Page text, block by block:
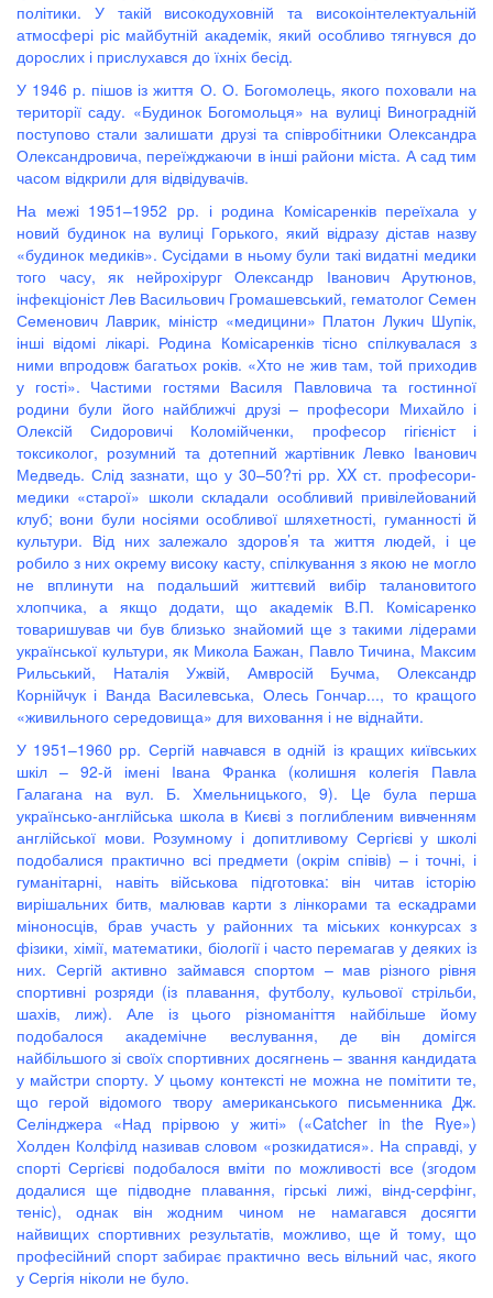
політики. У такій високодуховній та високоінтелектуальній
атмосфері ріс майбутній академік, який особливо тягнувся до
дорослих і прислухався до їхніх бесід.
У 1946 р. пішов із життя О. О. Богомолець, якого поховали на
території саду. «Будинок Богомольця» на вулиці Виноградній
поступово стали залишати друзі та співробітники Олександра
Олександровича, переїжджаючи в інші райони міста. А сад тим
часом відкрили для відвідувачів.
На межі 1951–1952 pр. і родина Комісаренків переїхала у
новий будинок на вулиці Горького, який відразу дістав назву
«будинок медиків». Сусідами в ньому були такі видатні медики
того часу, як нейрохірург Олександр Іванович Арутюнов,
інфекціоніст Лев Васильович Громашевський, гематолог Семен
Семенович Лаврик, міністр «медицини» Платон Лукич Шупік,
інші відомі лікарі. Родина Комісаренків тісно спілкувалася з
ними впродовж багатьох років. «Хто не жив там, той приходив
у гості». Частими гостями Василя Павловича та гостинної
родини були його найближчі друзі – професори Михайло і
Олексій Сидоровичі Коломійченки, професор гігієніст і
токсиколог, розумний та дотепний жартівник Левко Іванович
Медведь. Слід зазнати, що у 30–50?ті рр. XX ст. професори-
медики «старої» школи складали особливий привілейований
клуб; вони були носіями особливої шляхетності, гуманності й
культури. Від них залежало здоров’я та життя людей, і це
робило з них окрему високу касту, спілкування з якою не могло
не вплинути на подальший життєвий вибір талановитого
хлопчика, а якщо додати, що академік В.П. Комісаренко
товаришував чи був близько знайомий ще з такими лідерами
української культури, як Микола Бажан, Павло Тичина, Максим
Рильський, Наталія Ужвій, Амвросій Бучма, Олександр
Корнійчук і Ванда Василевська, Олесь Гончар..., то кращого
«живильного середовища» для виховання і не віднайти.
У 1951–1960 рр. Сергій навчався в одній із кращих київських
шкіл – 92-й імені Івана Франка (колишня колегія Павла
Галагана на вул. Б. Хмельницького, 9). Це була перша
українсько-англійська школа в Києві з поглибленим вивченням
англійської мови. Розумному і допитливому Сергієві у школі
подобалися практично всі предмети (окрім співів) – і точні, і
гуманітарні, навіть військова підготовка: він читав історію
вирішальних битв, малював карти з лінкорами та ескадрами
міноносців, брав участь у районних та міських конкурсах з
фізики, хімії, математики, біології і часто перемагав у деяких із
них. Сергій активно займався спортом – мав різного рівня
спортивні розряди (із плавання, футболу, кульової стрільби,
шахів, лиж). Але із цього різноманіття найбільше йому
подобалося академічне веслування, де він домігся
найбільшого зі своїх спортивних досягнень – звання кандидата
у майстри спорту. У цьому контексті не можна не помітити те,
що герой відомого твору американського письменника Дж.
Селінджера «Над прірвою у житі» («Catcher in the Rye»)
Холден Колфілд називав словом «розкидатися». На справді, у
спорті Сергієві подобалося вміти по можливості все (згодом
додалися ще підводне плавання, гірські лижі, вінд-серфінг,
теніс), однак він жодним чином не намагався досягти
найвищих спортивних результатів, можливо, ще й тому, що
професійний спорт забирає практично весь вільний час, якого
у Сергія ніколи не було.